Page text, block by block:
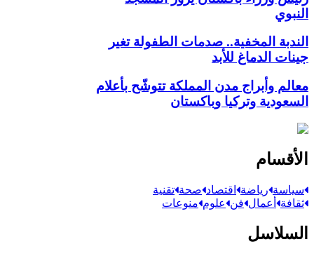
النبوي
الندبة المخفية.. صدمات الطفولة تغير
جينات الدماغ للأبد
معالم وأبراج مدن المملكة تتوشّح بأعلام
السعودية وتركيا وباكستان
الأقسام
سياسة رياضة اقتصاد صحة تقنية
ثقافة أعمال فن علوم منوعات
السلاسل